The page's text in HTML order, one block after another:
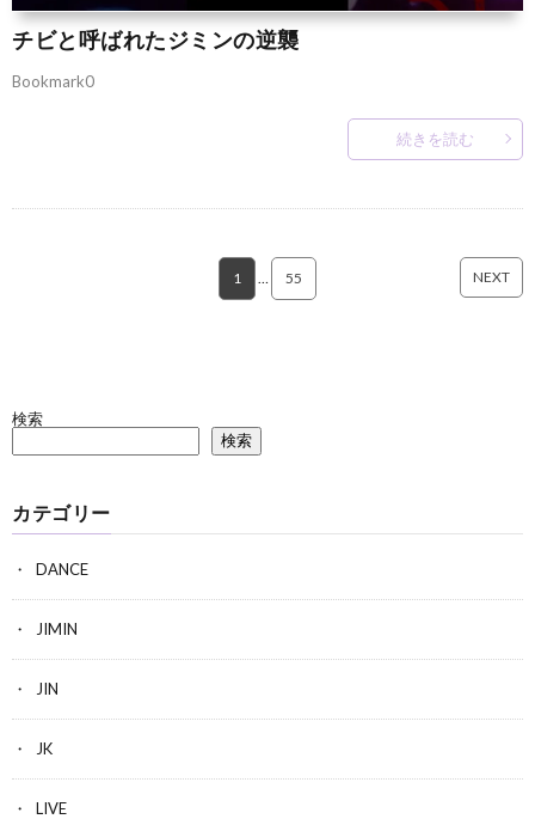
チビと呼ばれたジミンの逆襲
Bookmark0
続きを読む
1 55 NEXT
検索
検索
カテゴリー
DANCE
JIMIN
JIN
JK
LIVE